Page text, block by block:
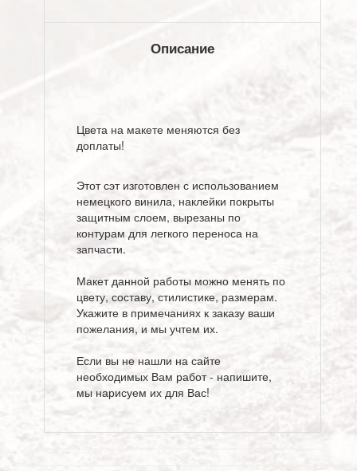
Описание
Цвета на макете меняются без
доплаты!
Этот сэт изготовлен с использованием
немецкого винила, наклейки покрыты
защитным слоем, вырезаны по
контурам для легкого переноса на
запчасти.
Макет данной работы можно менять по
цвету, составу, стилистике, размерам.
Укажите в примечаниях к заказу ваши
пожелания, и мы учтем их.
Если вы не нашли на сайте
необходимых Вам работ - напишите,
мы нарисуем их для Вас!